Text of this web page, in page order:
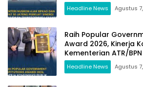
Headline News Agustus
Raih Popular
Award 2026, Kinerja
Kementerian ATR/
Headline News Agustus